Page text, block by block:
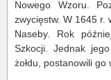
Nowego Wzoru.
zwycięstw. W 1645 r.
Naseby. Rok
Szkocji. Jednak
żołdu, postanowili go